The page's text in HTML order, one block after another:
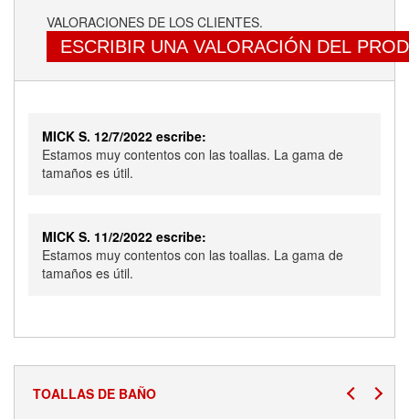
VALORACIONES DE LOS CLIENTES.
ESCRIBIR UNA VALORACIÓN DEL
MICK S. 12/7/2022 escribe:
Estamos muy contentos con las toallas. La gama de
tamaños es útil.
MICK S. 11/2/2022 escribe:
Estamos muy contentos con las toallas. La gama de
tamaños es útil.
TOALLAS DE BAÑO